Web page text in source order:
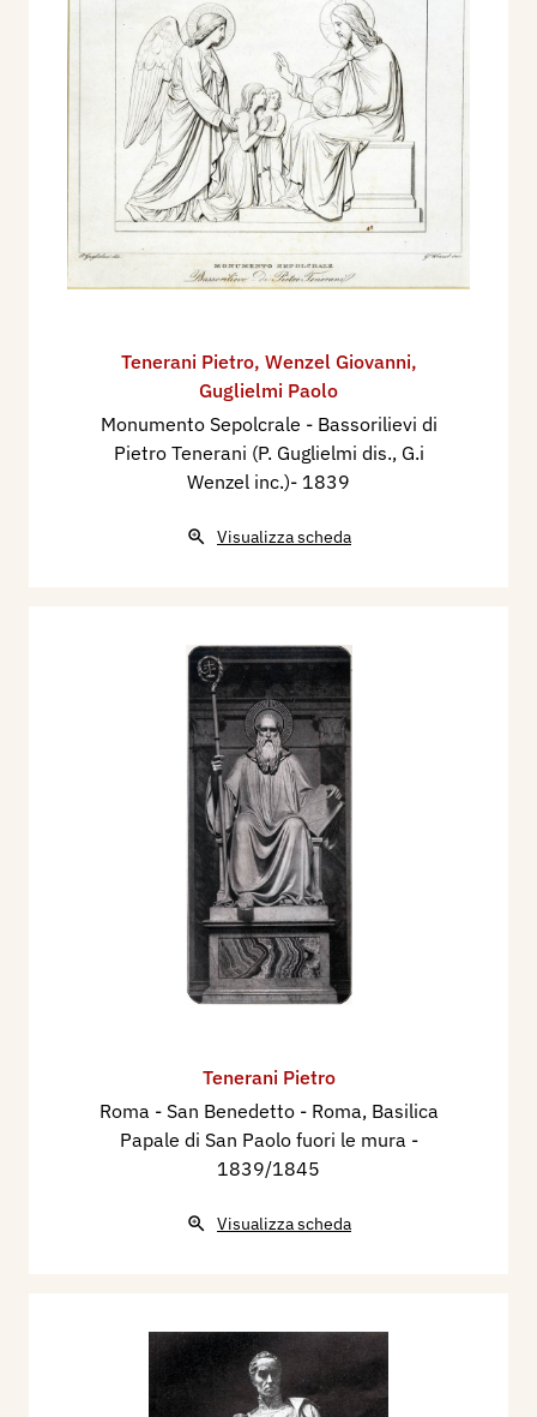
Tenerani Pietro, Wenzel Giovanni,
Guglielmi Paolo
Monumento Sepolcrale - Bassorilievi di
Pietro Tenerani (P. Guglielmi dis., G.i
Wenzel inc.)​- 1839
Visualizza scheda
Tenerani Pietro
Roma - San Benedetto - Roma, Basilica
Papale di San Paolo fuori le mura -
1839/1845
Visualizza scheda